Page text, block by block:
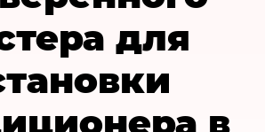
для
в